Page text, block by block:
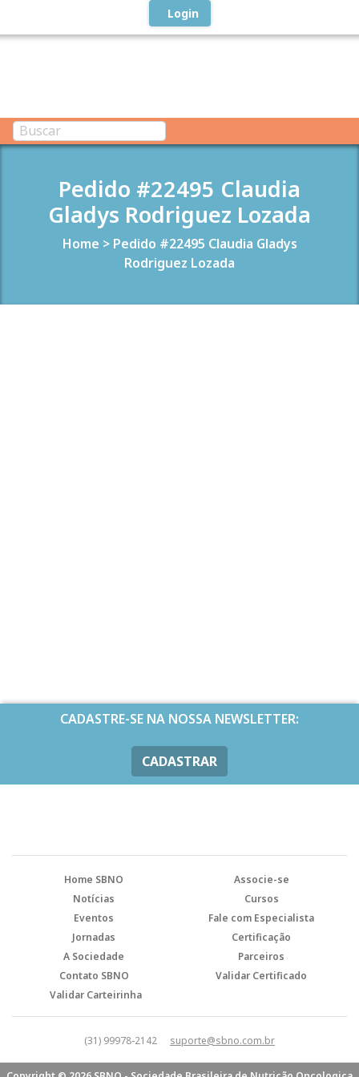
Login
Pedido #22495 Claudia
Gladys Rodriguez Lozada
Home > Pedido #22495 Claudia Gladys
Rodriguez Lozada
CADASTRE-SE NA NOSSA NEWSLETTER:
CADASTRAR
Home SBNO
Associe-se
Notícias
Cursos
Eventos
Fale com Especialista
Jornadas
Certificação
A Sociedade
Parceiros
Contato SBNO
Validar Certificado
Validar Carteirinha
(31) 99978-2142 suporte@sbno.com.br